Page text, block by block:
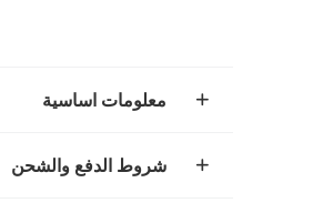
معلومات اساسية
شروط الدفع والشحن